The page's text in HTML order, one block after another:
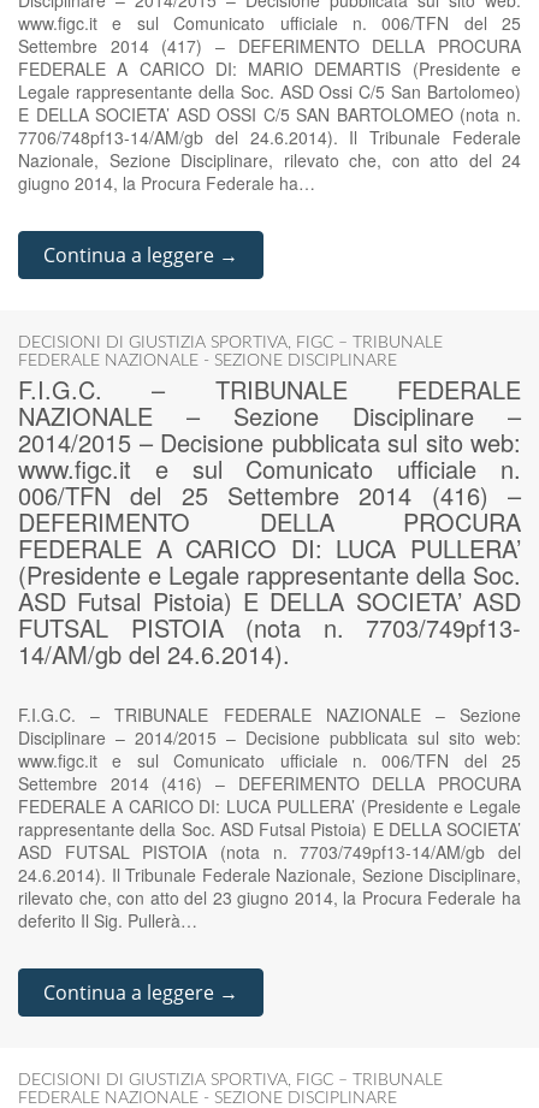
www.figc.it e sul Comunicato ufficiale n. 006/TFN del 25
Settembre 2014 (417) – DEFERIMENTO DELLA PROCURA
FEDERALE A CARICO DI: MARIO DEMARTIS (Presidente e
Legale rappresentante della Soc. ASD Ossi C/5 San Bartolomeo)
E DELLA SOCIETA’ ASD OSSI C/5 SAN BARTOLOMEO (nota n.
7706/748pf13-14/AM/gb del 24.6.2014). Il Tribunale Federale
Nazionale, Sezione Disciplinare, rilevato che, con atto del 24
giugno 2014, la Procura Federale ha…
Continua a leggere →
DECISIONI DI GIUSTIZIA SPORTIVA, FIGC – TRIBUNALE
FEDERALE NAZIONALE - SEZIONE DISCIPLINARE
F.I.G.C. – TRIBUNALE FEDERALE
NAZIONALE – Sezione Disciplinare –
2014/2015 – Decisione pubblicata sul sito web:
www.figc.it e sul Comunicato ufficiale n.
006/TFN del 25 Settembre 2014 (416) –
DEFERIMENTO DELLA PROCURA
FEDERALE A CARICO DI: LUCA PULLERA’
(Presidente e Legale rappresentante della Soc.
ASD Futsal Pistoia) E DELLA SOCIETA’ ASD
FUTSAL PISTOIA (nota n. 7703/749pf13-
14/AM/gb del 24.6.2014).
F.I.G.C. – TRIBUNALE FEDERALE NAZIONALE – Sezione
Disciplinare – 2014/2015 – Decisione pubblicata sul sito web:
www.figc.it e sul Comunicato ufficiale n. 006/TFN del 25
Settembre 2014 (416) – DEFERIMENTO DELLA PROCURA
FEDERALE A CARICO DI: LUCA PULLERA’ (Presidente e Legale
rappresentante della Soc. ASD Futsal Pistoia) E DELLA SOCIETA’
ASD FUTSAL PISTOIA (nota n. 7703/749pf13-14/AM/gb del
24.6.2014). Il Tribunale Federale Nazionale, Sezione Disciplinare,
rilevato che, con atto del 23 giugno 2014, la Procura Federale ha
deferito Il Sig. Pullerà…
Continua a leggere →
DECISIONI DI GIUSTIZIA SPORTIVA, FIGC – TRIBUNALE
FEDERALE NAZIONALE - SEZIONE DISCIPLINARE